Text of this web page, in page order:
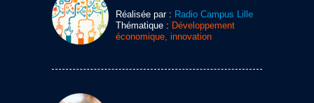
Réalisée par : Radio Campus Lille
Thématique : Développement
économique, innovation